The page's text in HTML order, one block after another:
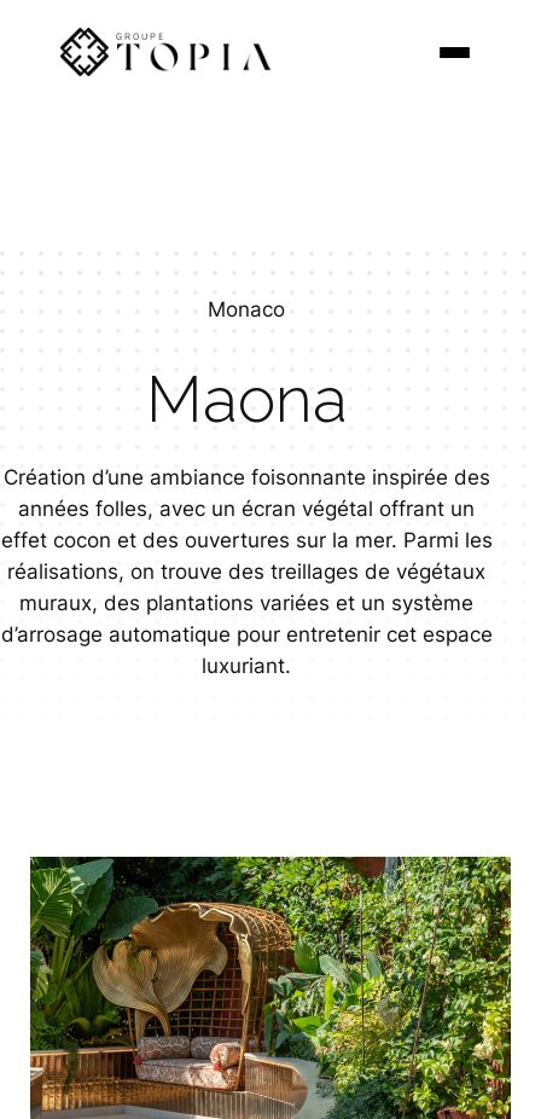
Monaco
Maona
Création d’une ambiance foisonnante inspirée des
années folles, avec un écran végétal offrant un
effet cocon et des ouvertures sur la mer. Parmi les
réalisations, on trouve des treillages de végétaux
muraux, des plantations variées et un système
d’arrosage automatique pour entretenir cet espace
luxuriant.